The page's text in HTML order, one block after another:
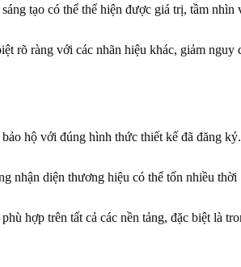
tạo có thể thể hiện được giá trị, tầm nhìn
rõ ràng với các nhãn hiệu khác, giảm nguy
hộ với đúng hình thức thiết kế đã đăng ký.
nhận diện thương hiệu có thể tốn nhiều thời
hợp trên tất cả các nền tảng, đặc biệt là